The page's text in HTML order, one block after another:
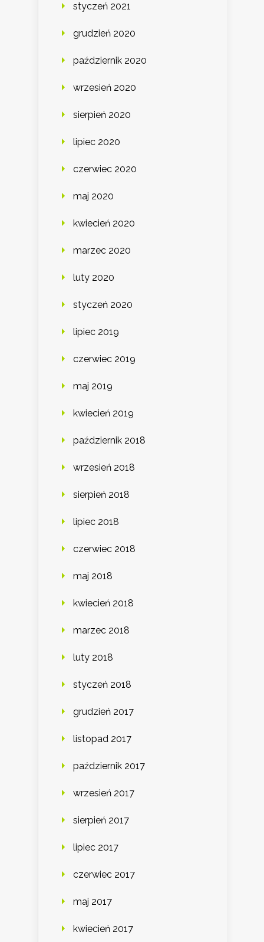
styczeń 2021
grudzień 2020
październik 2020
wrzesień 2020
sierpień 2020
lipiec 2020
czerwiec 2020
maj 2020
kwiecień 2020
marzec 2020
luty 2020
styczeń 2020
lipiec 2019
czerwiec 2019
maj 2019
kwiecień 2019
październik 2018
wrzesień 2018
sierpień 2018
lipiec 2018
czerwiec 2018
maj 2018
kwiecień 2018
marzec 2018
luty 2018
styczeń 2018
grudzień 2017
listopad 2017
październik 2017
wrzesień 2017
sierpień 2017
lipiec 2017
czerwiec 2017
maj 2017
kwiecień 2017